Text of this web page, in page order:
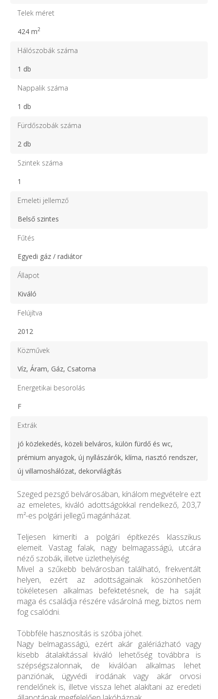
Telek méret
424 m2
Hálószobák száma
1 db
Nappalik száma
1 db
Fürdőszobák száma
2 db
Szintek száma
1
Emeleti jellemző
Belső szintes
Fűtés
Egyedi gáz / radiátor
Állapot
Kiváló
Felújítva
2012
Közművek
Víz, Áram, Gáz, Csatorna
Energetikai besorolás
F
Extrák
jó közlekedés, közeli belváros, külön fürdő és wc,
prémium anyagok, új nyílászárók, klíma, riasztó rendszer,
új villamoshálózat, dekorvilágítás
Szeged pezsgő belvárosában, kínálom megvételre ezt
az emeletes, kiváló adottságokkal rendelkező, 203,7
m²-es polgári jellegű magánházat.
Teljesen kimeríti a polgári építkezés klasszikus
elemeit. Vastag falak, nagy belmagasságú, utcára
néző szobák, illetve üzlethelyiség.
Mivel a szűkebb belvárosban található, frekventált
helyen, ezért az adottságainak köszönhetően
tökéletesen alkalmas befektetésnek, de ha saját
maga és családja részére vásárolná meg, biztos nem
fog csalódni.
Többféle hasznosítás is szóba jöhet.
Nagy belmagasságú, ezért akár galériázható vagy
kisebb átalakítással kiváló lehetőség továbbra is
szépségszalonnak, de kiválóan alkalmas lehet
panziónak, ügyvédi irodának vagy akár orvosi
rendelőnek is, illetve vissza lehet alakítani az eredeti